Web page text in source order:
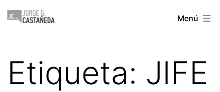
Saltar
Jorge
Menú
Etiqueta: JIFE